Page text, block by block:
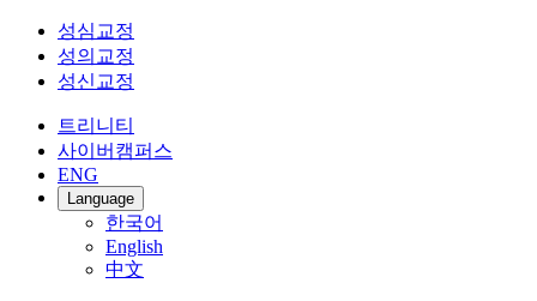
성심교정
성의교정
성신교정
트리니티
사이버캠퍼스
ENG
Language
한국어
English
中文